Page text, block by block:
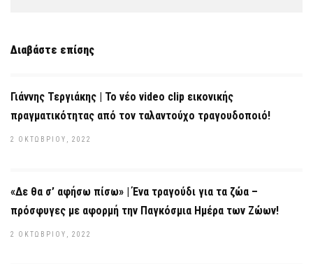
Διαβάστε επίσης
Γιάννης Τεργιάκης | Το νέο video clip εικονικής
πραγματικότητας από τον ταλαντούχο τραγουδοποιό!
2 ΟΚΤΩΒΡΊΟΥ, 2022
«Δε θα σ’ αφήσω πίσω» | Ένα τραγούδι για τα ζώα –
πρόσφυγες με αφορμή την Παγκόσμια Ημέρα των Ζώων!
2 ΟΚΤΩΒΡΊΟΥ, 2022